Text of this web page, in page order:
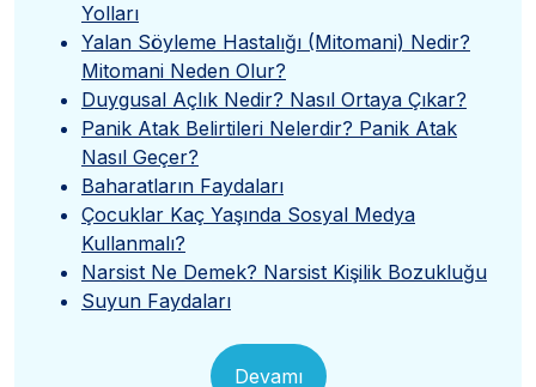
Yolları
Yalan Söyleme Hastalığı (Mitomani) Nedir?
Mitomani Neden Olur?
Duygusal Açlık Nedir? Nasıl Ortaya Çıkar?
Panik Atak Belirtileri Nelerdir? Panik Atak
Nasıl Geçer?
Baharatların Faydaları
Çocuklar Kaç Yaşında Sosyal Medya
Kullanmalı?
Narsist Ne Demek? Narsist Kişilik Bozukluğu
Suyun Faydaları
Devamı